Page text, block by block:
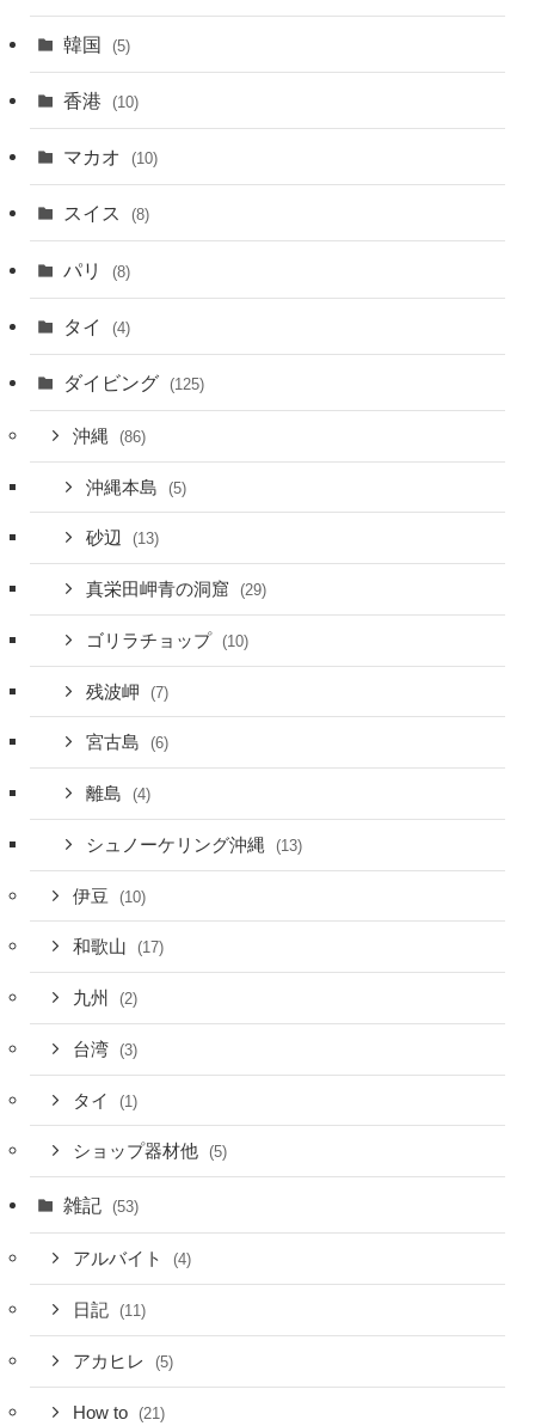
韓国 (5)
香港 (10)
マカオ (10)
スイス (8)
パリ (8)
タイ (4)
ダイビング (125)
沖縄 (86)
沖縄本島 (5)
砂辺 (13)
真栄田岬青の洞窟 (29)
ゴリラチョップ (10)
残波岬 (7)
宮古島 (6)
離島 (4)
シュノーケリング沖縄 (13)
伊豆 (10)
和歌山 (17)
九州 (2)
台湾 (3)
タイ (1)
ショップ器材他 (5)
雑記 (53)
アルバイト (4)
日記 (11)
アカヒレ (5)
How to (21)